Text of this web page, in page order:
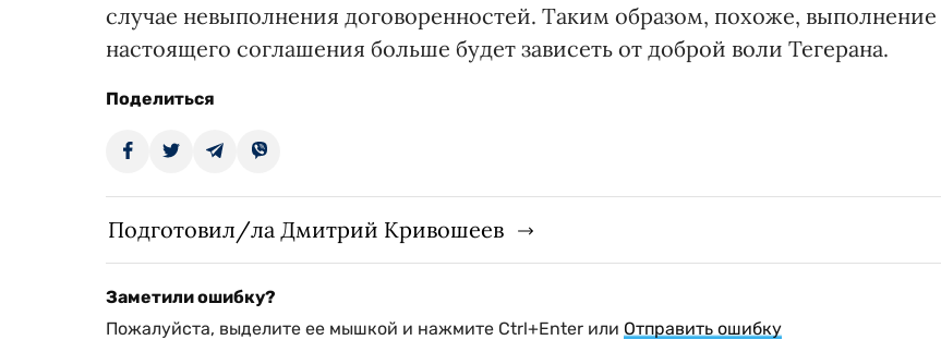
случае невыполнения договоренностей. Таким образом, похоже, выполнение
настоящего соглашения больше будет зависеть от доброй воли Тегерана.
Поделиться
Подготовил/ла Дмитрий Кривошеев
Заметили ошибку?
Пожалуйста, выделите ее мышкой и нажмите Ctrl+Enter или Отправить ошибку